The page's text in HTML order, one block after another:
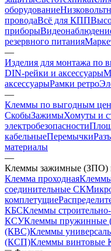
оборудование
проводаВсё для КПП
приборы
резервного питания
—
Изделия для монтажа по
DIN-рейки и аксессуары
аксессуарыРамки ретро
—
Клеммы по выгодным
СкобыЗажимыХомуты и
электробезопасности
кабельныеПеремычки
материалы
—
Клеммы зажимные (ЗПО)
Клемма проходнаяКлеммы
соединительные СК
комплетущие
КБСКлеммы
КСУКлеммы
(КВС)Клеммы
(КСП)Клеммы винтовые